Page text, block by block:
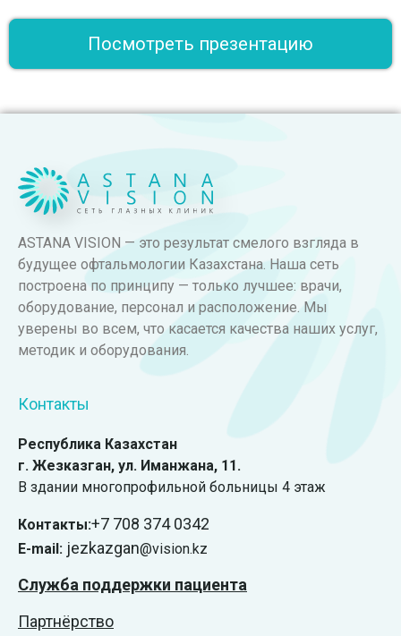
Посмотреть презентацию
ASTANA VISION — это результат смелого взгляда в
будущее офтальмологии Казахстана. Наша сеть
построена по принципу — только лучшее: врачи,
оборудование, персонал и расположение. Мы
уверены во всем, что касается качества наших услуг,
методик и оборудования.
Контакты
Республика Казахстан
г. Жезказган, ул. Иманжана, 11.
В здании многопрофильной больницы 4 этаж
Контакты:+7 708 374 0342
E-mail: jezkazgan@vision.kz
Служба поддержки пациента
Партнёрство